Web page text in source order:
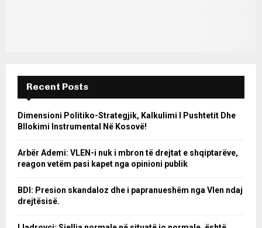
Recent Posts
Dimensioni Politiko-Strategjik, Kalkulimi I Pushtetit Dhe
Bllokimi Instrumental Në Kosovë!
Arbër Ademi: VLEN-i nuk i mbron të drejtat e shqiptarëve,
reagon vetëm pasi kapet nga opinioni publik
BDI: Presion skandaloz dhe i papranueshëm nga Vlen ndaj
drejtësisë.